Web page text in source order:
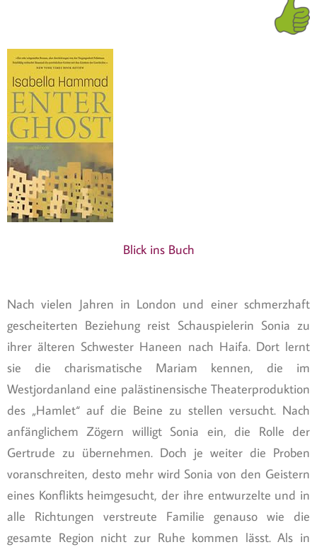
Blick ins Buch
Nach vielen Jahren in London und einer schmerzhaft
gescheiterten Beziehung reist Schauspielerin Sonia zu
ihrer älteren Schwester Haneen nach Haifa. Dort lernt
sie die charismatische Mariam kennen, die im
Westjordanland eine palästinensische Theaterproduktion
des „Hamlet“ auf die Beine zu stellen versucht. Nach
anfänglichem Zögern willigt Sonia ein, die Rolle der
Gertrude zu übernehmen. Doch je weiter die Proben
voranschreiten, desto mehr wird Sonia von den Geistern
eines Konflikts heimgesucht, der ihre entwurzelte und in
alle Richtungen verstreute Familie genauso wie die
gesamte Region nicht zur Ruhe kommen lässt. Als in